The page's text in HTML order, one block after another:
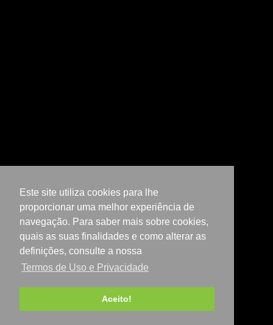
Este site utiliza cookies para lhe
proporcionar uma melhor experiência de
navegação. Para saber mais sobre cookies,
quais as suas finalidades e como alterar as
definições, consulte a nossa
Termos de Uso e Privacidade
Aceito!